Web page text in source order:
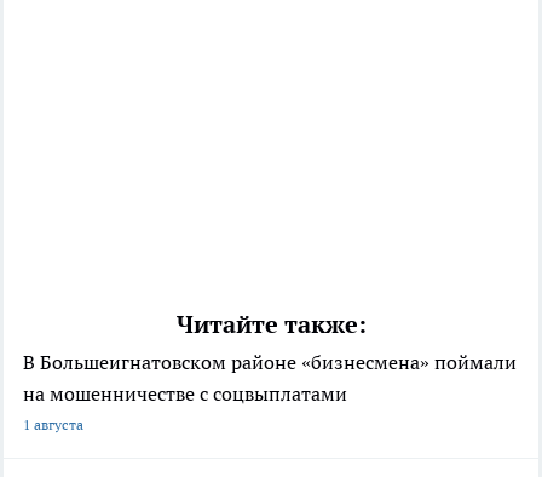
Читайте также:
В Большеигнатовском районе «бизнесмена» поймали
на мошенничестве с соцвыплатами
1 августа